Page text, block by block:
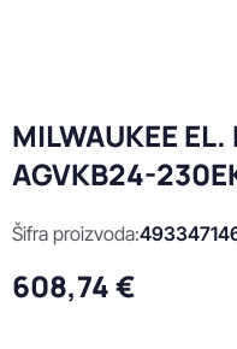
MILWAUKEE
AGVKB24-
Šifra proizvoda:
608,74 €